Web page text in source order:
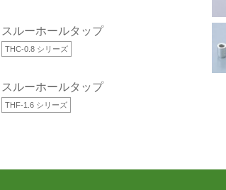
スルーホールタップ
THC-0.8 シリーズ
スルーホールタップ
THF-1.6 シリーズ